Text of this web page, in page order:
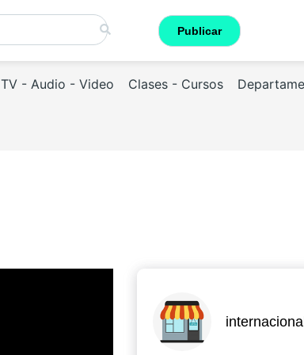
Publicar
TV - Audio - Video Clases - Cursos